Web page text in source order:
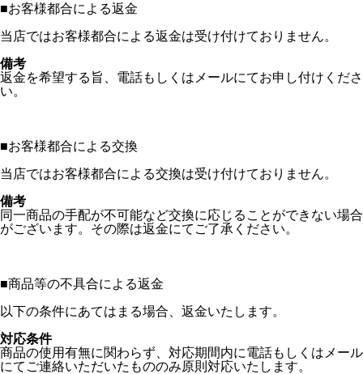
■お客様都合による返金
当店ではお客様都合による返金は受け付けておりません。
備考
返金を希望する旨、電話もしくはメールにてお申し付けくださ
い。
■お客様都合による交換
当店ではお客様都合による交換は受け付けておりません。
備考
同一商品の手配が不可能など交換に応じることができない場合
がございます。その際は返金にてご了承ください。
■商品等の不具合による返金
以下の条件にあてはまる場合、返金いたします。
対応条件
商品の使用有無に関わらず、対応期間内に電話もしくはメール
にてご連絡いただいたもののみ原則対応いたします。